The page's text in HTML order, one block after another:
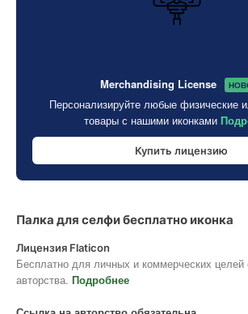
Merchandising License
Персонализируйте любые физические
товары с нашими иконками
Купить лицензию
Палка для селфи бесплатно иконка
Лицензия Flaticon
Бесплатно для личных и коммерческих целей
авторства. Подробнее